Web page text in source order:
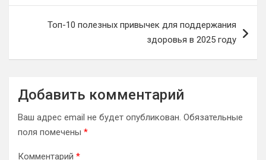
Топ-10 полезных привычек для поддержания
здоровья в 2025 году
Добавить комментарий
Ваш адрес email не будет опубликован. Обязательные
поля помечены *
Комментарий *